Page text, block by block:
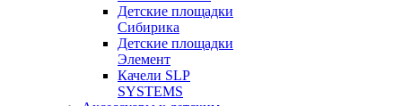
Детские площадки
Сибирика
Детские площадки
Элемент
Качели SLP
SYSTEMS